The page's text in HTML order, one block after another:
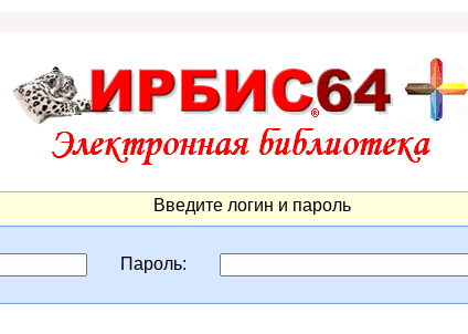
Введите логин и пароль
Пароль: